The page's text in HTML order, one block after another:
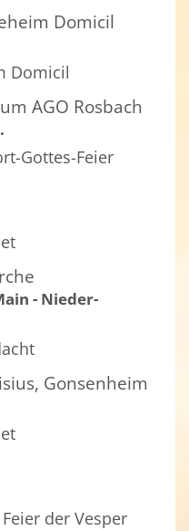
Domicil
Domicil
AGO Rosbach
Gottes-Feier
- Nieder-
Gonsenheim
der Vesper